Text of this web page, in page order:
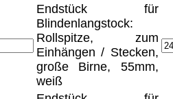
Endstück für
Blindenlangstock:
Rollspitze, zum
Einhängen / Stecken,
große Birne, 55mm,
weiß